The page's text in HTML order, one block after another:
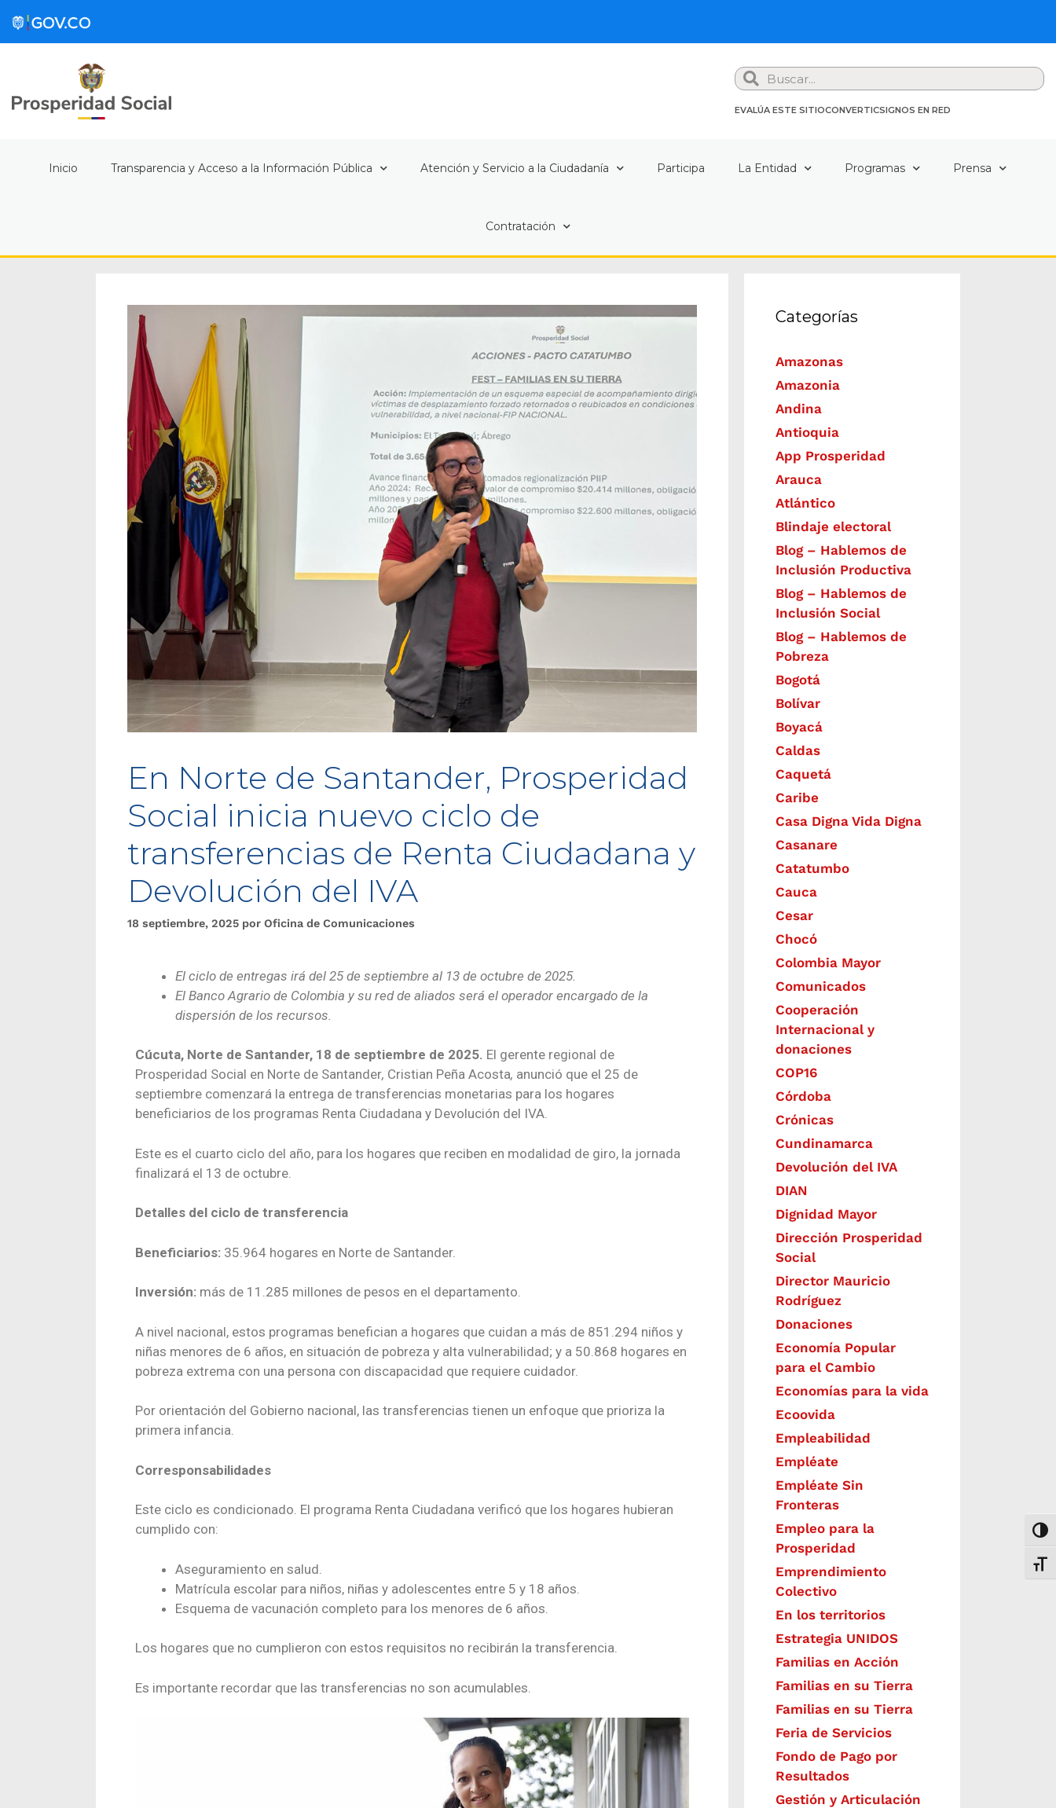
Search
EVALÚA ESTE SITIOCONVERTICSIGNOS EN RED
Inicio Transparencia y Acceso a la Información Pública Atención y Servicio a la Ciudadanía Participa La Entidad Programas Prensa
Contratación
En Norte de Santander, Prosperidad
Social inicia nuevo ciclo de
transferencias de Renta Ciudadana y
Devolución del IVA
18 septiembre, 2025 por Oficina de Comunicaciones
El ciclo de entregas irá del 25 de septiembre al 13 de octubre de 2025.
El Banco Agrario de Colombia y su red de aliados será el operador encargado de la
dispersión de los recursos.
Cúcuta, Norte de Santander, 18 de septiembre de 2025. El gerente regional de
Prosperidad Social en Norte de Santander, Cristian Peña Acosta, anunció que el 25 de
septiembre comenzará la entrega de transferencias monetarias para los hogares
beneficiarios de los programas Renta Ciudadana y Devolución del IVA.
Este es el cuarto ciclo del año, para los hogares que reciben en modalidad de giro, la jornada
finalizará el 13 de octubre.
Detalles del ciclo de transferencia
Beneficiarios: 35.964 hogares en Norte de Santander.
Inversión: más de 11.285 millones de pesos en el departamento.
A nivel nacional, estos programas benefician a hogares que cuidan a más de 851.294 niños y
niñas menores de 6 años, en situación de pobreza y alta vulnerabilidad; y a 50.868 hogares en
pobreza extrema con una persona con discapacidad que requiere cuidador.
Por orientación del Gobierno nacional, las transferencias tienen un enfoque que prioriza la
primera infancia.
Corresponsabilidades
Este ciclo es condicionado. El programa Renta Ciudadana verificó que los hogares hubieran
cumplido con:
Aseguramiento en salud.
Matrícula escolar para niños, niñas y adolescentes entre 5 y 18 años.
Esquema de vacunación completo para los menores de 6 años.
Los hogares que no cumplieron con estos requisitos no recibirán la transferencia.
Es importante recordar que las transferencias no son acumulables.
Categorías
Amazonas
Amazonia
Andina
Antioquia
App Prosperidad
Arauca
Atlántico
Blindaje electoral
Blog – Hablemos de
Inclusión Productiva
Blog – Hablemos de
Inclusión Social
Blog – Hablemos de
Pobreza
Bogotá
Bolívar
Boyacá
Caldas
Caquetá
Caribe
Casa Digna Vida Digna
Casanare
Catatumbo
Cauca
Cesar
Chocó
Colombia Mayor
Comunicados
Cooperación
Internacional y
donaciones
COP16
Córdoba
Crónicas
Cundinamarca
Devolución del IVA
DIAN
Dignidad Mayor
Dirección Prosperidad
Social
Director Mauricio
Rodríguez
Donaciones
Economía Popular
para el Cambio
Economías para la vida
Ecoovida
Empleabilidad
Empléate
Empléate Sin
Fronteras
Empleo para la
Prosperidad
Emprendimiento
Colectivo
En los territorios
Estrategia UNIDOS
Familias en Acción
Familias en su Tierra
Familias en su Tierra
Feria de Servicios
Fondo de Pago por
Resultados
Gestión y Articulación